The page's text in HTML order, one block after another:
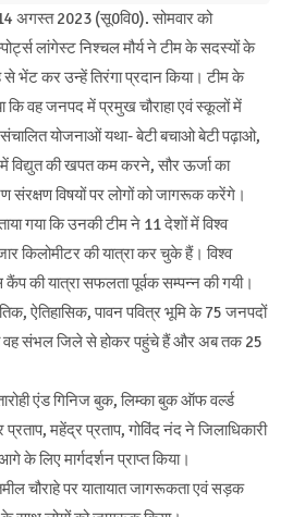
अगस्त 2023 (सू0वि0). सोमवार को
लांगेस्ट निश्चल मौर्य ने टीम के सदस्यों के
से भेंट कर उन्हें तिरंगा प्रदान किया। टीम के
कि वह जनपद में प्रमुख चौराहा एवं स्कूलों में
योजनाओं यथा- बेटी बचाओ बेटी पढ़ाओ,
विद्युत की खपत कम करने, सौर ऊर्जा का
संरक्षण विषयों पर लोगों को जागरूक करेंगे।
गया कि उनकी टीम ने 11 देशों में विश्व
किलोमीटर की यात्रा कर चुके हैं। विश्व
की यात्रा सफलता पूर्वक सम्पन्न की गयी।
ऐतिहासिक, पावन पवित्र भूमि के 75 जनपदों
वह संभल जिले से होकर पहुंचे हैं और अब तक 25
एंड गिनिज बुक, लिम्का बुक ऑफ वर्ल्ड
महेंद्र प्रताप, गोविंद नंद ने जिलाधिकारी
लिए मार्गदर्शन प्राप्त किया।
चौराहे पर यातायात जागरूकता एवं सड़क